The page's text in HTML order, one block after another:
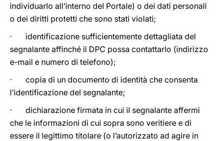
individuarlo all’interno del Portale) o dei dati personali
o dei diritti protetti che sono stati violati;
· identificazione sufficientemente dettagliata del
segnalante affinché il DPC possa contattarlo (indirizzo
e-mail e numero di telefono);
· copia di un documento di identità che consenta
l’identificazione del segnalante;
· dichiarazione firmata in cui il segnalante affermi
che le informazioni di cui sopra sono veritiere e di
essere il legittimo titolare (o l’autorizzato ad agire in